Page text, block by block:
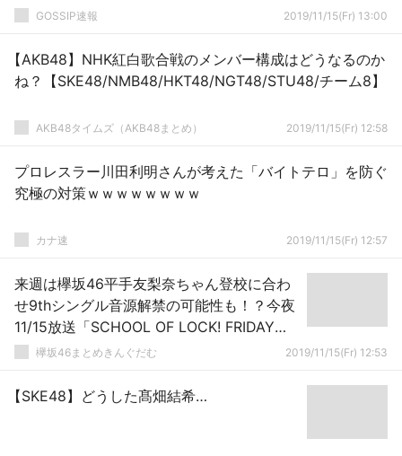
GOSSIP速報 2019/11/15(Fr) 13:00
【AKB48】NHK紅白歌合戦のメンバー構成はどうなるのか
ね？【SKE48/NMB48/HKT48/NGT48/STU48/チーム8】
AKB48タイムズ（AKB48まとめ） 2019/11/15(Fr) 12:58
プロレスラー川田利明さんが考えた「バイトテロ」を防ぐ
究極の対策ｗｗｗｗｗｗｗｗ
カナ速 2019/11/15(Fr) 12:57
来週は欅坂46平手友梨奈ちゃん登校に合わ
せ9thシングル音源解禁の可能性も！？今夜
11/15放送「SCHOOL OF LOCK! FRIDAY」
とーやま校長×表題曲解禁で連戦連敗中「レ
欅坂46まとめきんぐだむ 2019/11/15(Fr) 12:53
【SKE48】どうした髙畑結希…